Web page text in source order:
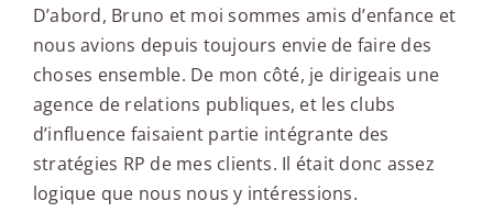
D’abord, Bruno et moi sommes amis d’enfance et
nous avions depuis toujours envie de faire des
choses ensemble. De mon côté, je dirigeais une
agence de relations publiques, et les clubs
d’influence faisaient partie intégrante des
stratégies RP de mes clients. Il était donc assez
logique que nous nous y intéressions.